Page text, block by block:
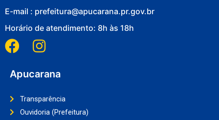
E-mail : prefeitura@apucarana.pr.gov.br
Horário de atendimento: 8h às 18h
Apucarana
Transparência
Ouvidoria (Prefeitura)